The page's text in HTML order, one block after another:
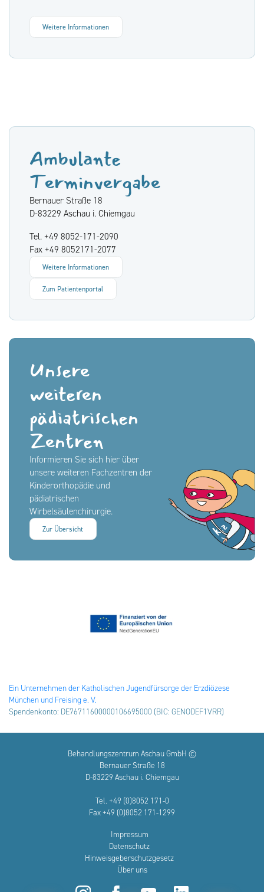
Weitere Informationen
Ambulante
Terminvergabe
Bernauer Straße 18
D-83229 Aschau i. Chiemgau
Tel. +49 8052-171-2090
Fax +49 8052171-2077
Weitere Informationen
Zum Patientenportal
Unsere
weiteren
pädiatrischen
Zentren
Informieren Sie sich hier über
unsere weiteren Fachzentren der
Kinderorthopädie und
pädiatrischen
Wirbelsäulenchirurgie.
Zur Übersicht
Ein Unternehmen der Katholischen Jugendfürsorge der Erzdiözese
München und Freising e. V.
Spendenkonto: DE76711600000106695000 (BIC: GENODEF1VRR)
Behandlungszentrum Aschau GmbH ©
Bernauer Straße 18
D-83229 Aschau i. Chiemgau
Tel. +49 (0)8052 171-0
Fax +49 (0)8052 171-1299
Impressum
Datenschutz
Hinweisgeberschutzgesetz
Über uns